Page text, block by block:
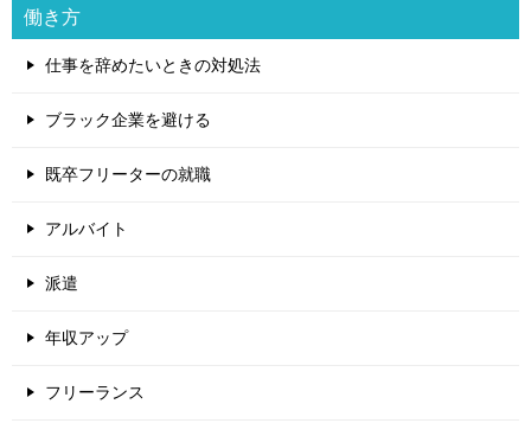
働き方
仕事を辞めたいときの対処法
ブラック企業を避ける
既卒フリーターの就職
アルバイト
派遣
年収アップ
フリーランス